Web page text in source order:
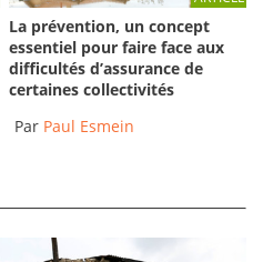
La prévention, un concept
essentiel pour faire face aux
difficultés d’assurance de
certaines collectivités
Par Paul Esmein